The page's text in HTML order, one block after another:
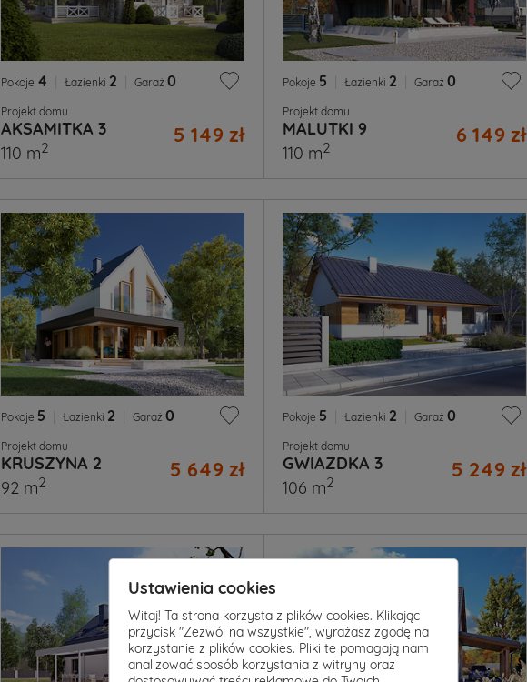
Pokoje 4 Łazienki 2 Garaż 0
Projekt domu
AKSAMITKA 3 5 149 zł
110 m2
Pokoje 5 Łazienki 2 Garaż 0
Projekt domu
MALUTKI 9 6 149 zł
110 m2
Pokoje 5 Łazienki 2 Garaż 0
Projekt domu
KRUSZYNA 2 5 649 zł
92 m2
Pokoje 5 Łazienki 2 Garaż 0
Projekt domu
GWIAZDKA 3 5 249 zł
106 m2
Ustawienia cookies
Witaj! Ta strona korzysta z plików cookies. Klikając
przycisk "Zezwól na wszystkie", wyrażasz zgodę na
korzystanie z plików cookies. Pliki te pomagają nam
analizować sposób korzystania z witryny oraz